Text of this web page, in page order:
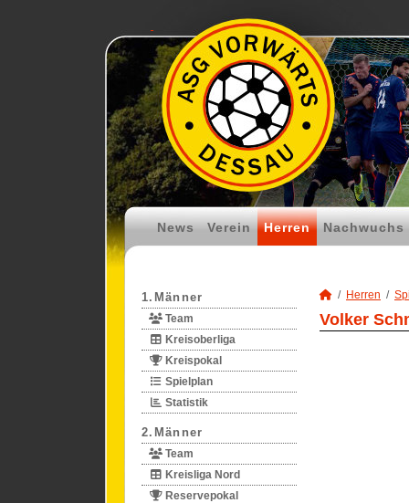
News Verein Herren Nachwuchs
1.Männer
Team
Kreisoberliga
Kreispokal
Spielplan
Statistik
2.Männer
Team
Kreisliga Nord
Reservepokal
Herren
Volker